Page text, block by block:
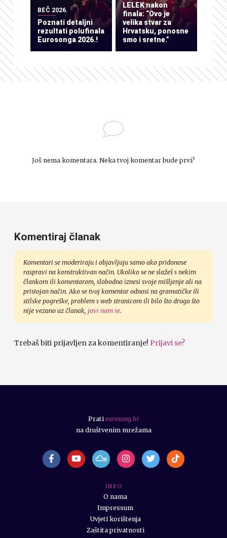
BEČ 2026.
Poznati detaljni
rezultati polufinala
Eurosonga 2026.!
LELEK nakon
finala: “Ovo je
velika stvar za
Hrvatsku, ponosne
smo i sretne.”
Još nema komentara. Neka tvoj komentar bude prvi?
Komentiraj članak
Komentari se moderiraju i objavljuju samo ako pridonose
raspravi na konstruktivan način. Ukoliko se ne slažeš s nekim
člankom ili komentarom, slobodno iznesi svoje mišljenje ali na
pristojan način. Ako se tvoj komentar odnosi na gramatičke ili
stilske pogreške, problem s web stranicom ili bilo što drugo što
nije vezano uz članak, javi nam se.
Trebaš biti prijavljen za komentiranje! Prijavi se?
I N F O
O nama
Impressum
Uvjeti korištenja
Zaštita privatnosti
Prati eurosong.hr
na društvenim mrežama